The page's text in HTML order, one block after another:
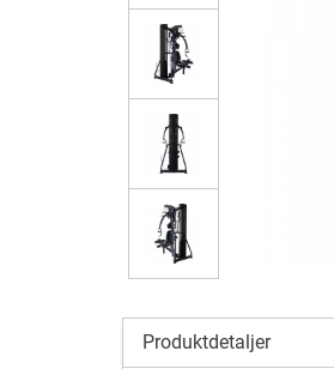
Produktdetaljer